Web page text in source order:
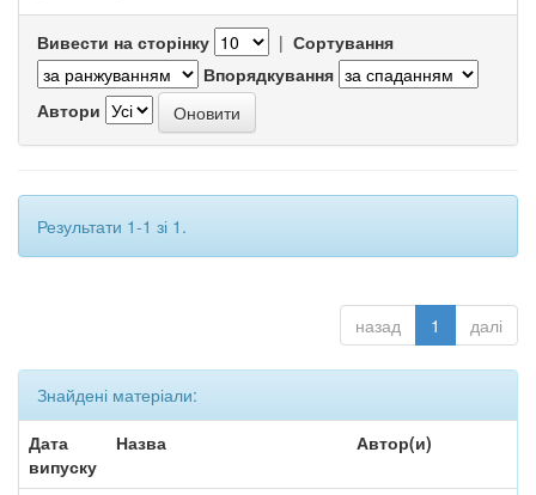
Вивести на сторінку | Сортування
Впорядкування
Автори
Результати 1-1 зі 1.
назад 1 далі
Знайдені матеріали:
Дата
випуску
Назва Автор(и)